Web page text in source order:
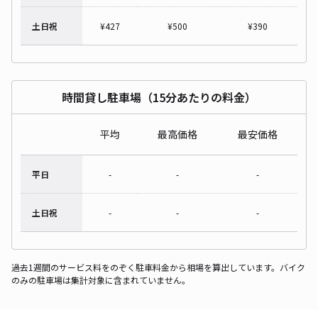
土日祝 ¥427 ¥500 ¥390
時間貸し駐車場（15分あたりの料金）
平均 最高価格 最安価格
平日 - - -
土日祝 - - -
過去1週間のサービス料をのぞく駐車料金から相場を算出しています。バイク
のみの駐車場は集計対象に含まれていません。